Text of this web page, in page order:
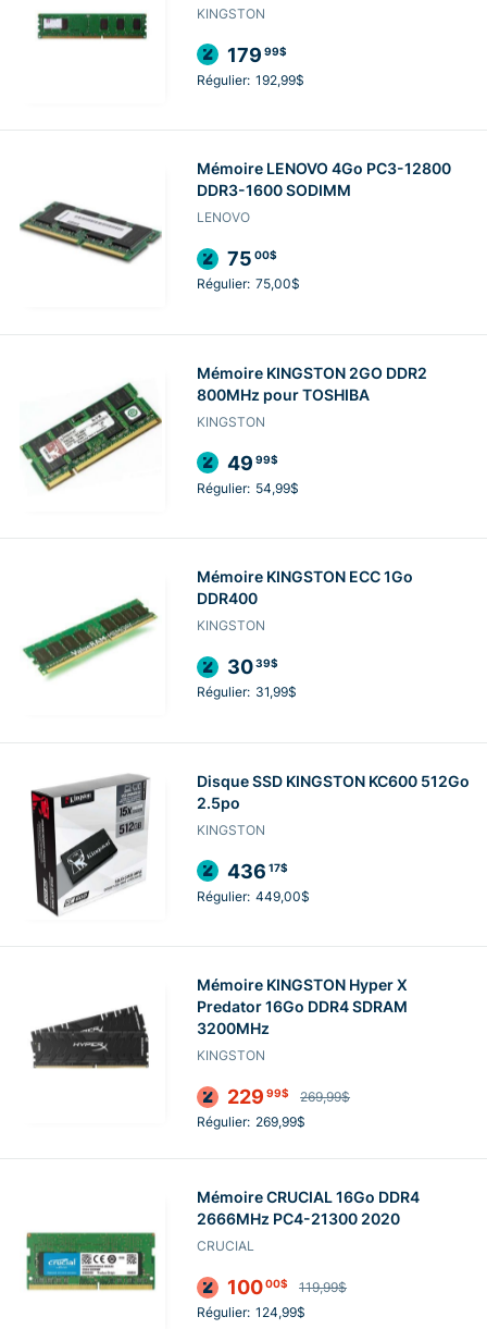
KINGSTON
179 99$
Régulier: 192,99$
Mémoire LENOVO 4Go PC3-12800
DDR3-1600 SODIMM
LENOVO
75 00$
Régulier: 75,00$
Mémoire KINGSTON 2GO DDR2
800MHz pour TOSHIBA
KINGSTON
49 99$
Régulier: 54,99$
Mémoire KINGSTON ECC 1Go
DDR400
KINGSTON
3039$
Régulier: 31,99$
Disque SSD KINGSTON KC600 512Go
2.5po
KINGSTON
436 17$
Régulier: 449,00$
Mémoire KINGSTON Hyper X
Predator 16Go DDR4 SDRAM
3200MHz
KINGSTON
229 99$
269,99$
Régulier: 269,99$
Mémoire CRUCIAL 16Go DDR4
2666MHz PC4-21300 2020
CRUCIAL
10000$
119,99$
Régulier: 124,99$